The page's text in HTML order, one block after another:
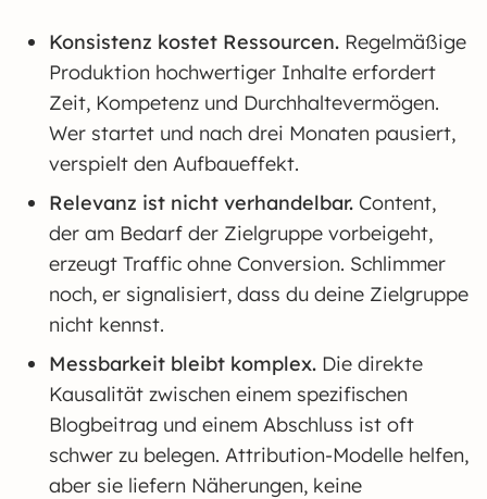
Konsistenz kostet Ressourcen. Regelmäßige
Produktion hochwertiger Inhalte erfordert
Zeit, Kompetenz und Durchhaltevermögen.
Wer startet und nach drei Monaten pausiert,
verspielt den Aufbaueffekt.
Relevanz ist nicht verhandelbar. Content,
der am Bedarf der Zielgruppe vorbeigeht,
erzeugt Traffic ohne Conversion. Schlimmer
noch, er signalisiert, dass du deine Zielgruppe
nicht kennst.
Messbarkeit bleibt komplex. Die direkte
Kausalität zwischen einem spezifischen
Blogbeitrag und einem Abschluss ist oft
schwer zu belegen. Attribution-Modelle helfen,
aber sie liefern Näherungen, keine